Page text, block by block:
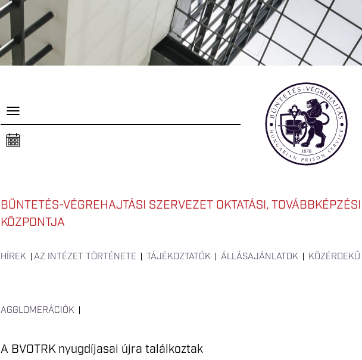
P
e
l
s
a
BÜNTETÉS-VÉGREHAJTÁSI SZERVEZET OKTATÁSI,
KÖZPONTJA
HÍREK AZ INTÉZET TÖRTÉNETE TÁJÉKOZTATÓK ÁLLÁSAJÁNLATOK
AGGLOMERÁCIÓK
A BVOTRK nyugdíjasai újra találkoztak